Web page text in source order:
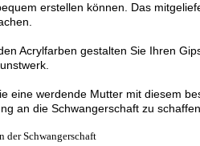
erstellen können. Das
Acrylfarben gestalten Sie Ihren
eine werdende Mutter mit diesem
an die Schwangerschaft zu
der Schwangerschaft